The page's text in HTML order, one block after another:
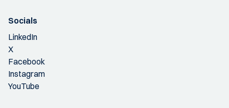
Socials
LinkedIn
X
Facebook
Instagram
YouTube